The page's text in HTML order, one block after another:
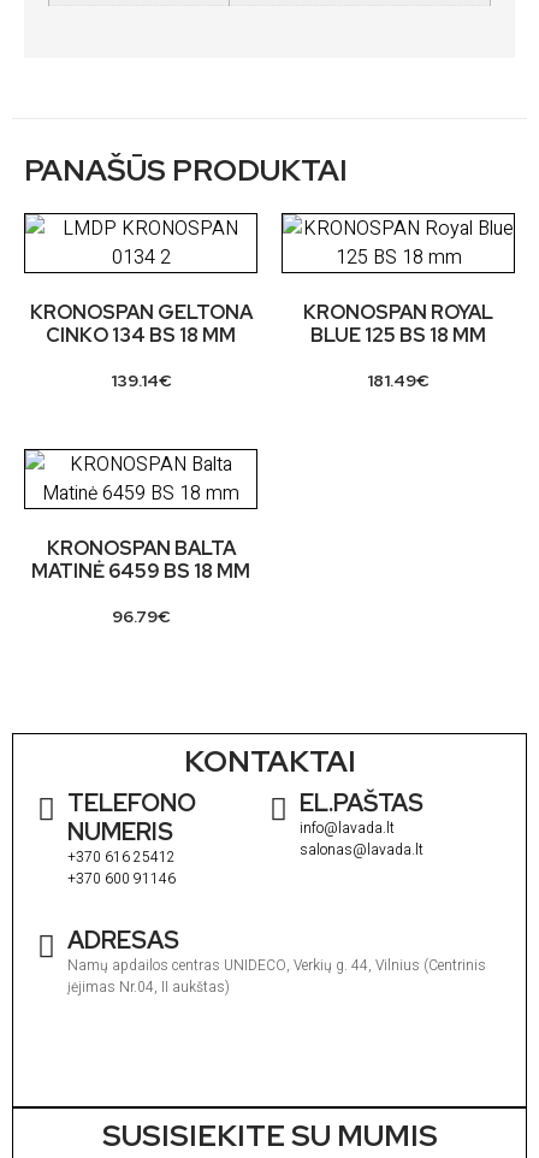
PANAŠŪS PRODUKTAI
KRONOSPAN GELTONA
CINKO 134 BS 18 MM
139.14€
KRONOSPAN ROYAL
BLUE 125 BS 18 MM
181.49€
KRONOSPAN BALTA
MATINĖ 6459 BS 18 MM
96.79€
KONTAKTAI
TELEFONO
NUMERIS
+370 616 25412
+370 600 91146
EL.PAŠTAS
info@lavada.lt
salonas@lavada.lt
ADRESAS
Namų apdailos centras UNIDECO, Verkių g. 44, Vilnius (Centrinis
įėjimas Nr.04, II aukštas)
SUSISIEKITE SU MUMIS